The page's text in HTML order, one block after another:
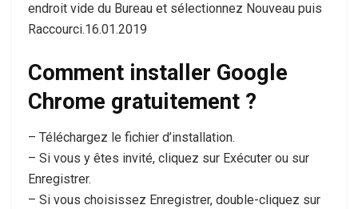
endroit vide du Bureau et sélectionnez Nouveau puis
Raccourci.16.01.2019
Comment installer Google
Chrome gratuitement ?
– Téléchargez le fichier d’installation.
– Si vous y êtes invité, cliquez sur Exécuter ou sur
Enregistrer.
– Si vous choisissez Enregistrer, double-cliquez sur